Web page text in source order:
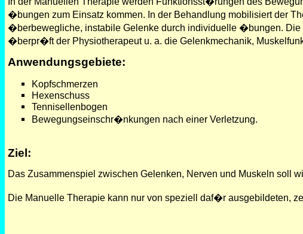
�bungen zum Einsatz kommen. In der Behandlung mobilisiert der
�berbewegliche, instabile Gelenke durch individuelle �bungen.
�berpr�ft der Physiotherapeut u. a. die Gelenkmechanik,
Anwendungsgebiete:
Kopfschmerzen
Hexenschuss
Tennisellenbogen
Bewegungseinschr�nkungen nach einer Verletzung.
Ziel:
Das Zusammenspiel zwischen Gelenken, Nerven und Muskeln soll
Die Manuelle Therapie kann nur von speziell daf�r ausgebildeten,